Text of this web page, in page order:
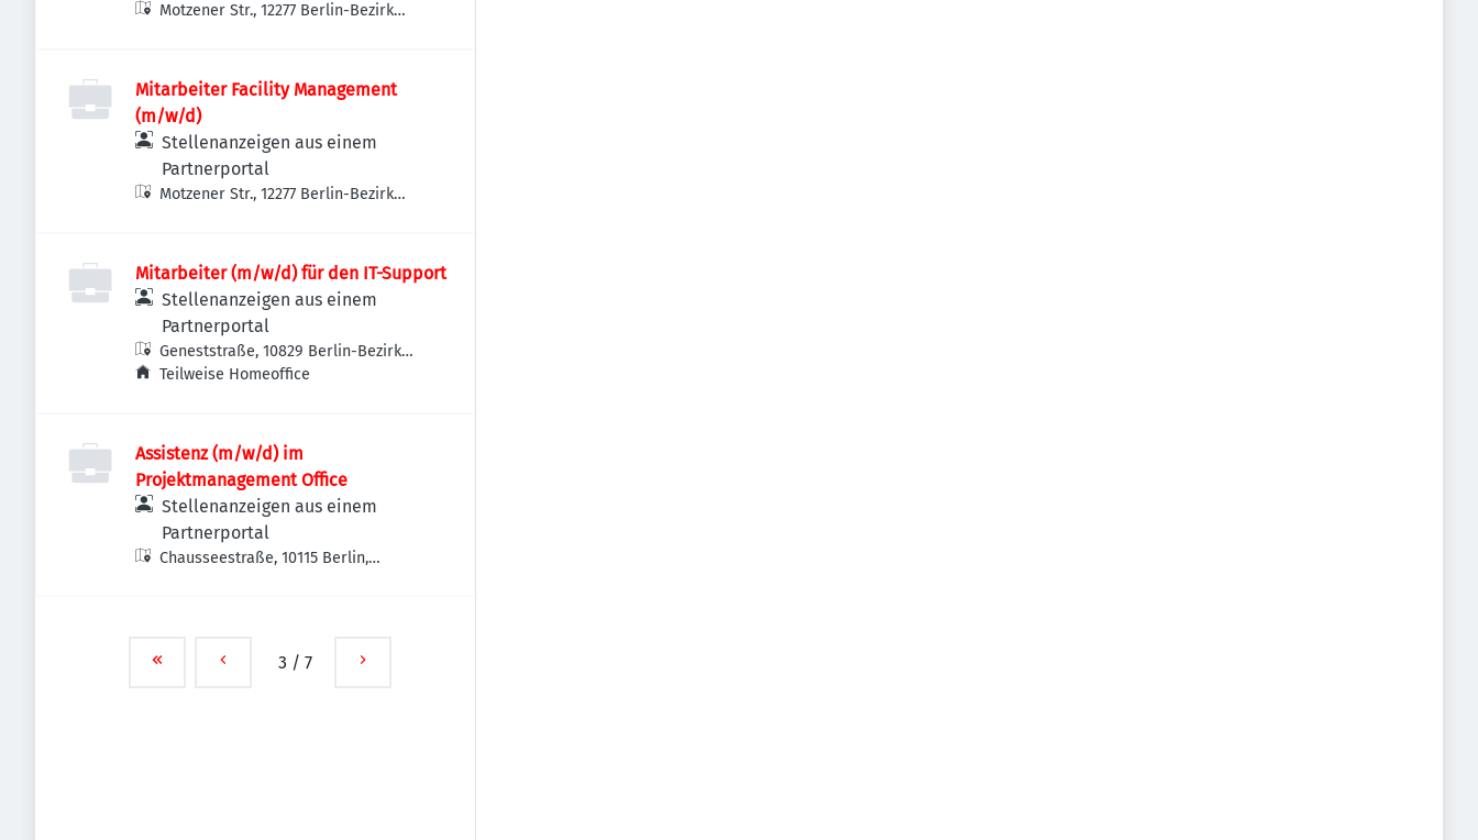
Motzener Str., 12277 Berlin-Bezirk
Mitarbeiter Facility Management
(m/w/d)
Stellenanzeigen aus einem
Partnerportal
Motzener Str., 12277 Berlin-Bezirk
Mitarbeiter (m/w/d) für den IT-Support
Stellenanzeigen aus einem
Partnerportal
Geneststraße, 10829 Berlin-Bezirk
Tempelhof-Schöneberg, Deutschland
Teilweise Homeoffice
Assistenz (m/w/d) im
Projektmanagement Office
Stellenanzeigen aus einem
Partnerportal
Chausseestraße, 10115 Berlin,
3 / 7